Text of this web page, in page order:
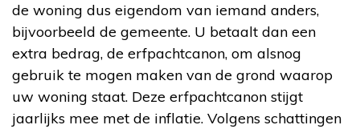
de woning dus eigendom van iemand anders,
bijvoorbeeld de gemeente. U betaalt dan een
extra bedrag, de erfpachtcanon, om alsnog
gebruik te mogen maken van de grond waarop
uw woning staat. Deze erfpachtcanon stijgt
jaarlijks mee met de inflatie. Volgens schattingen